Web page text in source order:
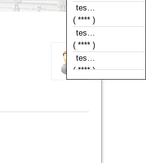
tes…
( **** )
tes…
( **** )
tes…
( **** )